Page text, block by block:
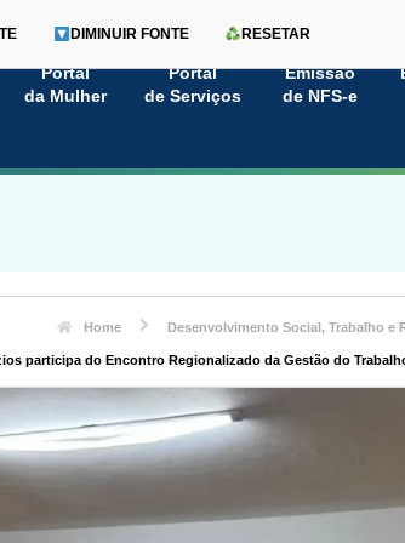
Portal
da Mulher
Portal
de Serviços
Emissão
de NFS-e
DIMINUIR FONTE RESETAR
Home Desenvolvimento Social, Trabalho e
participa do Encontro Regionalizado da Gestão do